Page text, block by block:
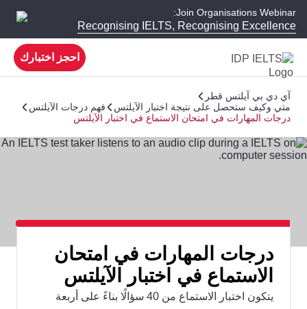
Join Organisations Webinar:
Recognising IELTS, Recognising Excellence
احجز اختبارك
آي دي بي آيلتس قطر
متي وكيف ستحصل على نتيجة اختبار الآيلتس
فهم درجات الآيلتس
درجات المهارات في امتحان الاستماع في اختبار الآيلتس
درجات المهارات في امتحان
الاستماع في اختبار الآيلتس
يتكون اختبار الاستماع من 40 سؤالًا بناءً على أربعة